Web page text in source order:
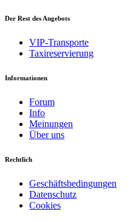
Der Rest des Angebots
VIP-Transporte
Taxireservierung
Informationen
Forum
Info
Meinungen
Über uns
Rechtlich
Geschäftsbedingungen
Datenschutz
Cookies